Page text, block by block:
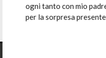
ogni tanto con mio
per la sorpresa